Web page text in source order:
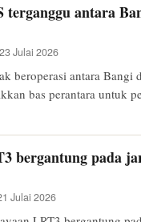
terganggu antara
23 Julai 2026
beroperasi antara Bangi
bas perantara untuk
bergantung pada
Julai 2026